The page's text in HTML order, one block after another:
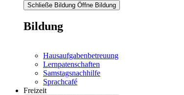
Schließe Bildung Öffne Bildung
Bildung
Hausaufgabenbetreuung
Lernpatenschaften
Samstagsnachhilfe
Sprachcafé
Freizeit